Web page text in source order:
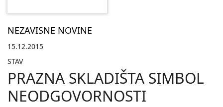
NEZAVISNE NOVINE
15.12.2015
STAV
PRAZNA SKLADIŠTA SIMBOL
NEODGOVORNOSTI